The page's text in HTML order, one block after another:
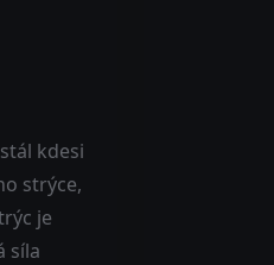
kdesi
strýce,
je
síla